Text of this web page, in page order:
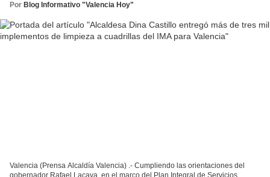
Por Blog Informativo "Valencia Hoy"
Valencia (Prensa Alcaldía Valencia) .- Cumpliendo las orientaciones del
gobernador Rafael Lacava, en el marco del Plan Integral de Servicios